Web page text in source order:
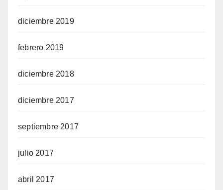
diciembre 2019
febrero 2019
diciembre 2018
diciembre 2017
septiembre 2017
julio 2017
abril 2017